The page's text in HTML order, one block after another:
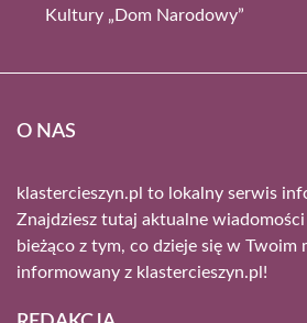
Kultury „Dom Narodowy”
O NAS
klastercieszyn.pl to lokalny serwis
Znajdziesz tutaj aktualne
bieżąco z tym, co dzieje się w Twoim
informowany z klastercieszyn.pl!